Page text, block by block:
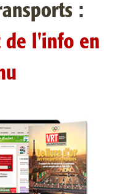
:
de l'info en